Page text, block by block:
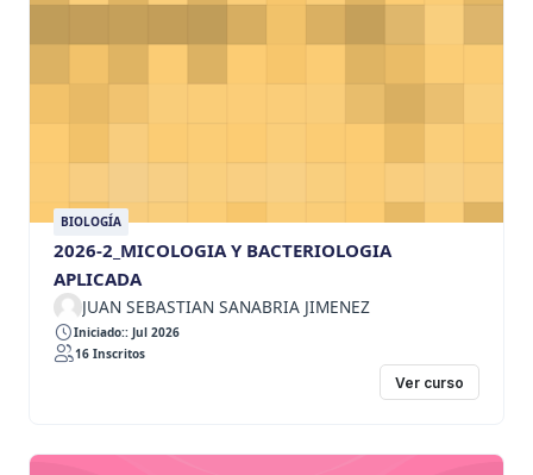
BIOLOGÍA
2026-2_MICOLOGIA Y BACTERIOLOGIA
APLICADA
JUAN SEBASTIAN SANABRIA JIMENEZ
Iniciado:: Jul 2026
16 Inscritos
Ver curso